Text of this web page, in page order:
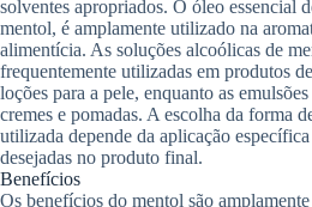
solventes apropriados. O óleo essencial
mentol, é amplamente utilizado na
alimentícia. As soluções alcoólicas de
frequentemente utilizadas em produtos
loções para a pele, enquanto as
cremes e pomadas. A escolha da forma
utilizada depende da aplicação
desejadas no produto final.
Benefícios
Os benefícios do mentol são